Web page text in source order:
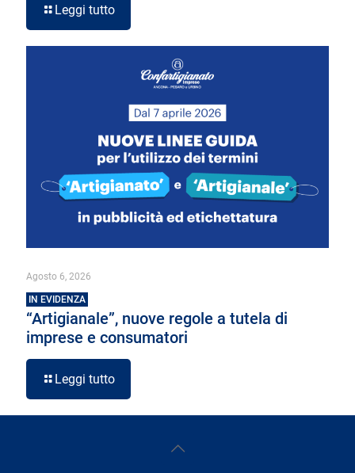
Leggi tutto
Agosto 6, 2026
IN EVIDENZA
“Artigianale”, nuove regole a tutela di
imprese e consumatori
Leggi tutto